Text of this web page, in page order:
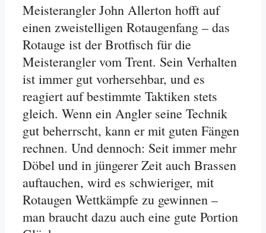
Meisterangler John Allerton hofft auf
einen zweistelligen Rotaugenfang – das
Rotauge ist der Brotfisch für die
Meisterangler vom Trent. Sein Verhalten
ist immer gut vorhersehbar, und es
reagiert auf bestimmte Taktiken stets
gleich. Wenn ein Angler seine Technik
gut beherrscht, kann er mit guten Fängen
rechnen. Und dennoch: Seit immer mehr
Döbel und in jüngerer Zeit auch Brassen
auftauchen, wird es schwieriger, mit
Rotaugen Wettkämpfe zu gewinnen –
man braucht dazu auch eine gute Portion